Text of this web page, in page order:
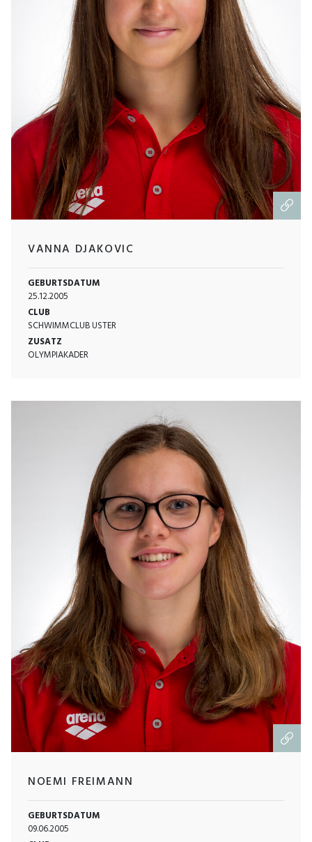
VANNA DJAKOVIC
GEBURTSDATUM
25.12.2005
CLUB
SCHWIMMCLUB USTER
ZUSATZ
OLYMPIAKADER
NOEMI FREIMANN
GEBURTSDATUM
09.06.2005